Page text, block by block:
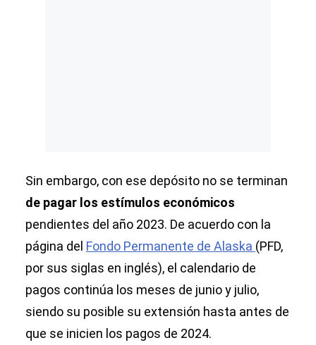
Sin embargo, con ese depósito no se terminan
de pagar los estímulos económicos
pendientes del año 2023. De acuerdo con la
página del Fondo Permanente de Alaska (PFD,
por sus siglas en inglés), el calendario de
pagos continúa los meses de junio y julio,
siendo su posible su extensión hasta antes de
que se inicien los pagos de 2024.